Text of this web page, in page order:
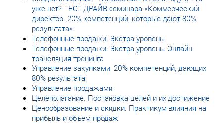
уже нет? ТЕСТ-ДРАЙВ семинара «Коммерческий
директор. 20% компетенций, которые дают 80%
результата»
Телефонные продажи. Экстра-уровень
Телефонные продажи. Экстра-уровень. Онлайн-
трансляция тренинга
Управление закупками. 20% компетенций, дающих
80% результата
Управление продажами
Целеполагание. Постановка целей и их достижение
Ценообразование и скидки. Практикум влияния на
прибыль и объем продаж